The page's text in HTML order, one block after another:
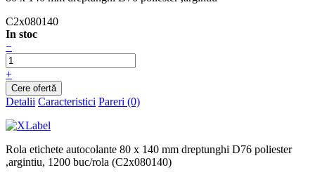
C2x080140
In stoc
−
+
Detalii Caracteristici Pareri (0)
Rola etichete autocolante 80 x 140 mm dreptunghi D76 poliester
,argintiu, 1200 buc/rola (C2x080140)